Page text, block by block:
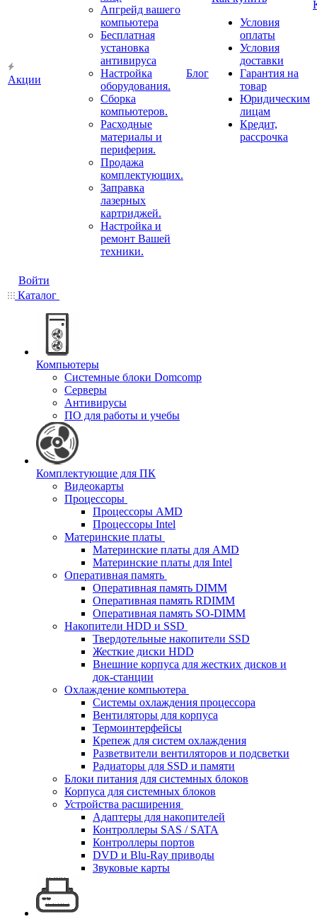
Акции
Апгрейд вашего
компьютера
Бесплатная
установка
антивируса
Настройка
оборудования.
Сборка
компьютеров.
Расходные
материалы и
периферия.
Продажа
комплектующих.
Заправка
лазерных
картриджей.
Настройка и
ремонт Вашей
техники.
Блог
Условия
оплаты
Условия
доставки
Гарантия на
товар
Юридическим
лицам
Кредит,
рассрочка
Войти
Каталог
Компьютеры
Системные блоки Domcomp
Серверы
Антивирусы
ПО для работы и учебы
Комплектующие для ПК
Видеокарты
Процессоры
Процессоры AMD
Процессоры Intel
Материнские платы
Материнские платы для AMD
Материнские платы для Intel
Оперативная память
Оперативная память DIMM
Оперативная память RDIMM
Оперативная память SO-DIMM
Накопители HDD и SSD
Твердотельные накопители SSD
Жесткие диски HDD
Внешние корпуса для жестких дисков и
док-станции
Охлаждение компьютера
Системы охлаждения процессора
Вентиляторы для корпуса
Термоинтерфейсы
Крепеж для систем охлаждения
Разветвители вентиляторов и подсветки
Радиаторы для SSD и памяти
Блоки питания для системных блоков
Корпуса для системных блоков
Устройства расширения
Адаптеры для накопителей
Контроллеры SAS / SATA
Контроллеры портов
DVD и Blu-Ray приводы
Звуковые карты